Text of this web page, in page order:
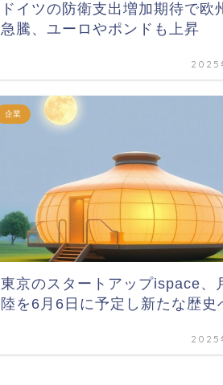
ドイツの防衛支出増加期待で欧
急騰、ユーロやポンドも上昇
2025
企業
東京のスタートアップispace、
陸を6月6日に予定し新たな歴史
2025